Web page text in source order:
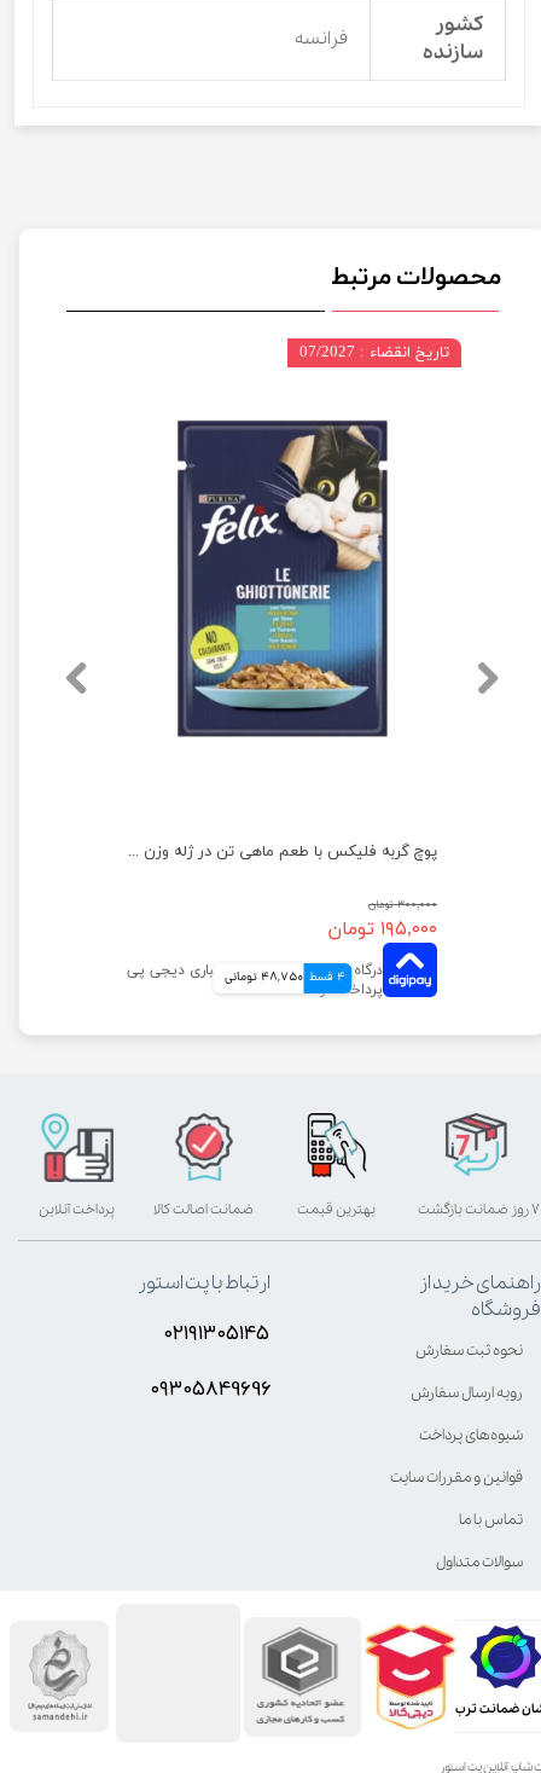
کشور
سازنده
فرانسه
محصولات مرتبط
پوچ گربه فلیکس با طعم ماهی تن در ژله وزن 85 گرم
۳۰۰,۰۰۰ تومان
۱۹۵,۰۰۰ تومان
4 قسط 48,750 تومانی
تاریخ انقضاء : 07/2027
شاپ آنلاین پت استور
ضمانت ترب
بهترین قیمت پرداخت آنلاین ۷ روز ضمانت بازگشت ضمانت اصالت کالا
راهنمای خرید از
فروشگاه
نحوه ثبت سفارش
رویه ارسال سفارش
شیوه‌های پرداخت
قوانین و مقررات سایت
تماس با ما
سوالات متداول
ارتباط با پت استور
۰۲۱۹۱۳۰۵۱۴۵
۰۹۳۰۵8۴9696